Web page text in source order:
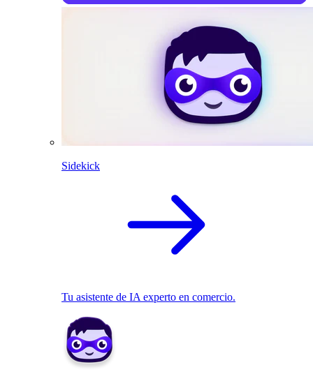
Sidekick
Tu asistente de IA experto en comercio.